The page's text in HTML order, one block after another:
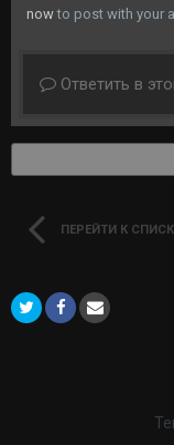
nowto post with your
Ответить в
ПЕРЕЙТИ К